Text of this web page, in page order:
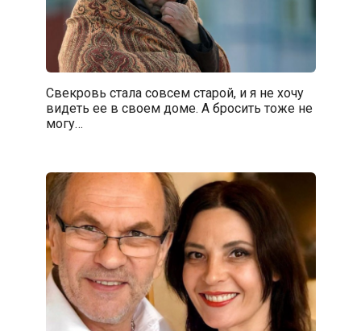
Свекровь стала совсем старой, и я не хочу
видеть ее в своем доме. А бросить тоже не
могу…